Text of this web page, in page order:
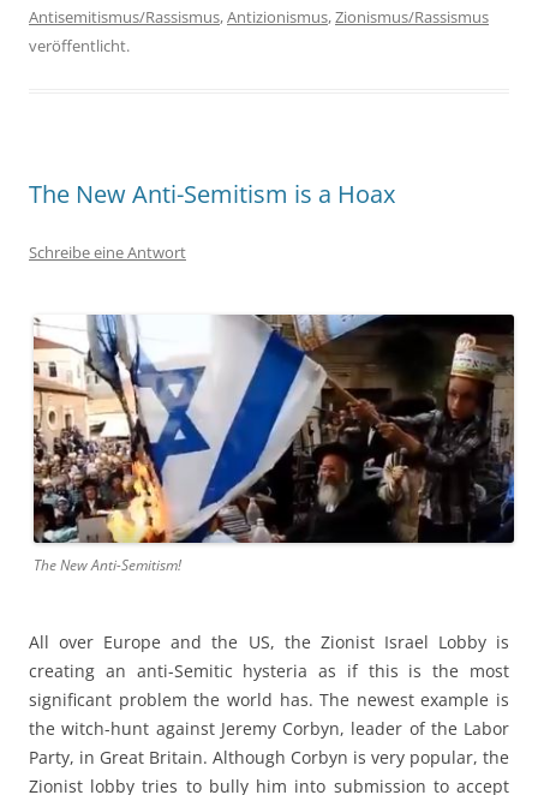
Antisemitismus/Rassismus,Antizionismus,Zionismus/Rassismus
veröffentlicht.
The New Anti-Semitism is a Hoax
Schreibe eine Antwort
The New Anti-Semitism!
All over Europe and the US, the Zionist Israel Lobby is
creating an anti-Semitic hysteria as if this is the most
significant problem the world has. The newest example is
the witch-hunt against Jeremy Corbyn, leader of the Labor
Party, in Great Britain. Although Corbyn is very popular, the
Zionist lobby tries to bully him into submission to accept